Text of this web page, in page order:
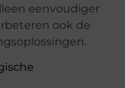
eenvoudiger
ook de